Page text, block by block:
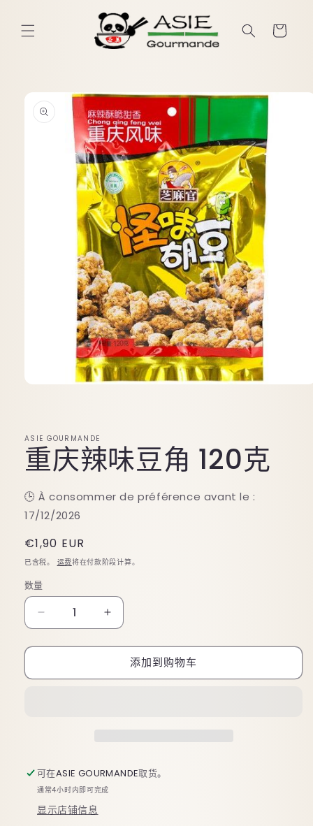
容
子
跳转至
产品信
口
中
打
媒
体
1
ASIE GOURMANDE
重庆辣味豆角 120克
🕒 À consommer de préférence avant le :
17/12/2026
原
价
€1,90 EUR
已含税。 运费将在付款阶段计算。
数量
庆
克
数
庆
添加到购物车
可在ASIE GOURMANDE取货。
通常4小时内即可完成
显示店铺信息